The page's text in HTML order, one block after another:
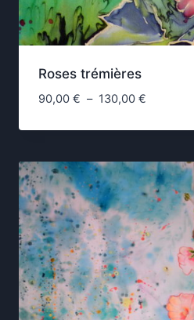
Roses trémières
90,00 € – 130,00 €Plage
prix :
à
130,00 €